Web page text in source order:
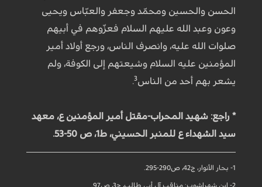
الحسن والحسين ومحمّد وجعفر والعبّاس ويحيى
وعون وعبد الله عليهم السلام فعزّوهم في أبيهم
صلوات الله عليه، وانصرف الناس، ورجع أولاد أمير
المؤمنين عليه السلام وشيعتهم إلى الكوفة، ولم
يشعر بهم أحد من الناس3
.
* راجع: شهيد المحراب-مقتل أمير المؤمنين ع، معهد
سيد الشهداء ع للمنبر الحسيني، ط1، ص 50-53.
1- بحار الأنوار، ج42، ص290-295.
2- ابن شهراشوب: مناقب آل أبي طالب، ج3، ص97.